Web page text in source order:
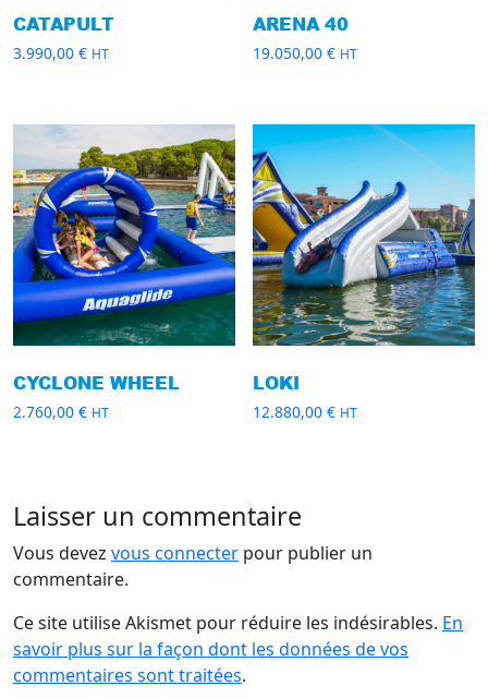
CATAPULT
3.990,00 € HT
ARENA 40
19.050,00€ HT
CYCLONE WHEEL
2.760,00 € HT
LOKI
12.880,00€ HT
Laisser un commentaire
Vous devez vous connecter pour publier un
commentaire.
Ce site utilise Akismet pour réduire les indésirables. En
savoir plus sur la façon dont les données de vos
commentaires sont traitées.